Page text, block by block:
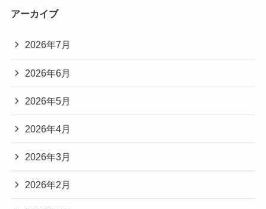
アーカイブ
2026年7月
2026年6月
2026年5月
2026年4月
2026年3月
2026年2月